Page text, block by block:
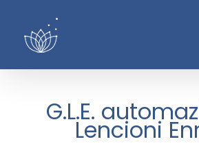
content
G.L.E.
Lencioni